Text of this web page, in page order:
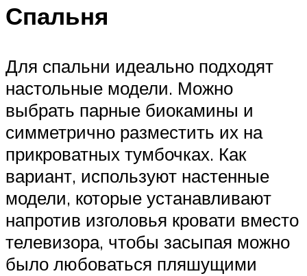
Спальня
Для спальни идеально подходят
настольные модели. Можно
выбрать парные биокамины и
симметрично разместить их на
прикроватных тумбочках. Как
вариант, используют настенные
модели, которые устанавливают
напротив изголовья кровати вместо
телевизора, чтобы засыпая можно
было любоваться пляшущими